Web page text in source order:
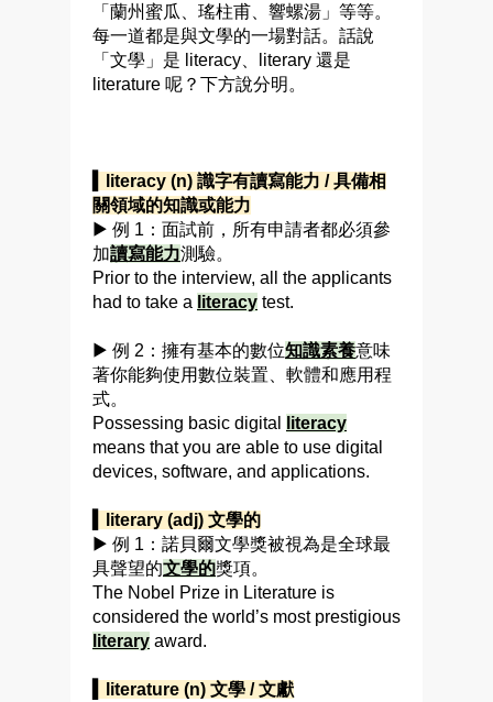
「蘭州蜜瓜、瑤柱甫、響螺湯」等等。
每一道都是與文學的一場對話。話說
「文學」是 literacy、literary 還是
literature 呢？下方說分明。
▍literacy (n) 識字有讀寫能力 / 具備相
關領域的知識或能力
▶ 例 1：面試前，所有申請者都必須參
加讀寫能力測驗。
Prior to the interview, all the applicants
had to take a literacy test.
▶ 例 2：擁有基本的數位知識素養意味
著你能夠使用數位裝置、軟體和應用程
式。
Possessing basic digital
literacy
means that you are able to use digital
devices, software, and applications.
▍literary (adj) 文學的
▶ 例 1：諾貝爾文學獎被視為是全球最
具聲望的文學的獎項。
The Nobel Prize in Literature is
considered the world’s most prestigious
literary award.
▍literature (n) 文學 / 文獻